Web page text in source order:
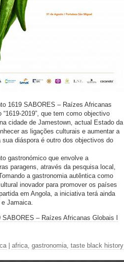
1619 SABORES – Raízes Africanas
2019”, que tem como objectivo
cidade de Jamestown, actual Estado da
as ligações culturais e aumentar a
diáspora é outro dos objectivos do
gastronómico que envolve a
paragens, através da pesquisa local,
a gastronomia autêntica como
inovador para promover os países
em Angola, a iniciativa terá ainda
Jamaica.
– Raízes Africanas Globais I
| africa, gastronomia, taste black history